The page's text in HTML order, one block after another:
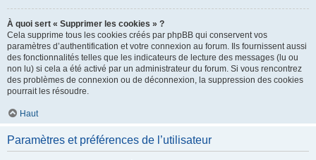
À quoi sert « Supprimer les cookies » ?
Cela supprime tous les cookies créés par phpBB qui conservent vos
paramètres d’authentification et votre connexion au forum. Ils fournissent aussi
des fonctionnalités telles que les indicateurs de lecture des messages (lu ou
non lu) si cela a été activé par un administrateur du forum. Si vous rencontrez
des problèmes de connexion ou de déconnexion, la suppression des cookies
pourrait les résoudre.
Haut
Paramètres et préférences de l’utilisateur